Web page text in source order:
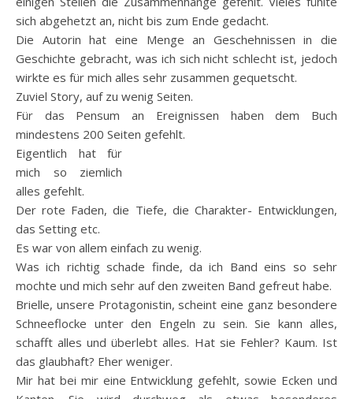
sich abgehetzt an, nicht bis zum Ende gedacht.
Die Autorin hat eine Menge an Geschehnissen in die
Geschichte gebracht, was ich sich nicht schlecht ist, jedoch
wirkte es für mich alles sehr zusammen gequetscht.
Zuviel Story, auf zu wenig Seiten.
Für das Pensum an Ereignissen haben dem Buch
mindestens 200 Seiten gefehlt.
Eigentlich hat für
mich so ziemlich
alles gefehlt.
Der rote Faden, die Tiefe, die Charakter- Entwicklungen,
das Setting etc.
Es war von allem einfach zu wenig.
Was ich richtig schade finde, da ich Band eins so sehr
mochte und mich sehr auf den zweiten Band gefreut habe.
Brielle, unsere Protagonistin, scheint eine ganz besondere
Schneeflocke unter den Engeln zu sein. Sie kann alles,
schafft alles und überlebt alles. Hat sie Fehler? Kaum. Ist
das glaubhaft? Eher weniger.
Mir hat bei mir eine Entwicklung gefehlt, sowie Ecken und